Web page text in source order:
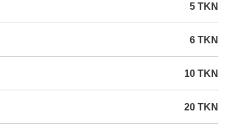
5 TKN
6 TKN
10 TKN
20 TKN